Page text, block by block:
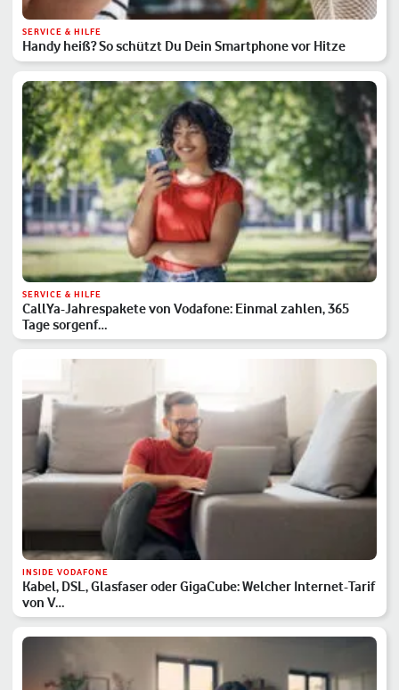
SERVICE & HILFE
Handy heiß? So schützt Du Dein Smartphone vor Hitze
SERVICE & HILFE
CallYa-Jahrespakete von Vodafone: Einmal zahlen, 365
Tage sorgenf…
INSIDE VODAFONE
Kabel, DSL, Glasfaser oder GigaCube: Welcher Internet-Tarif
von V…